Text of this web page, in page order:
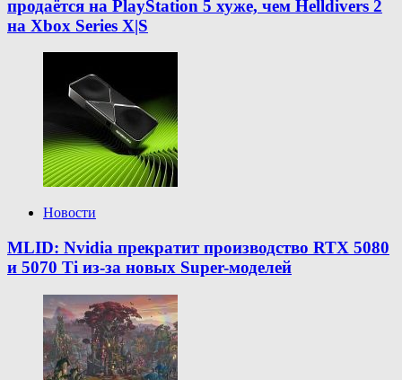
продаётся на PlayStation 5 хуже, чем Helldivers 2
на Xbox Series X|S
Новости
MLID: Nvidia прекратит производство RTX 5080
и 5070 Ti из-за новых Super-моделей